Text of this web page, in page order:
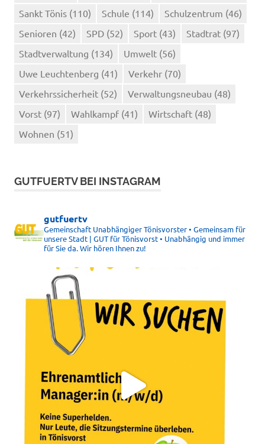
Sankt Tönis (110) Schule (114) Schulzentrum (46)
Senioren (42) SPD (52) Sport (43) Stadtrat (97)
Stadtverwaltung (134) Umwelt (56)
Uwe Leuchtenberg (41) Verkehr (70)
Verkehrssicherheit (52) Verwaltungsneubau (48)
Vorst (97) Wahlkampf (41) Wirtschaft (48)
Wohnen (51)
GUTFUERTV BEI INSTAGRAM
gutfuertv
Gemeinschaft Unabhängiger Tönisvorster • Gemeinsam für
unsere Stadt | GUT für Tönisvorst • Unabhängig und immer
für Sie da. Wir hören Ihnen zu!